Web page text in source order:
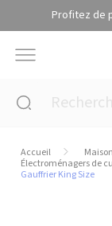
Profitez de
Accueil Maison
Électroménagers de
Gauffrier King Size
Panneau de gestion